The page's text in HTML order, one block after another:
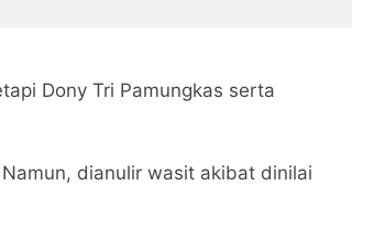
Dony Tri Pamungkas serta
dianulir wasit akibat dinilai